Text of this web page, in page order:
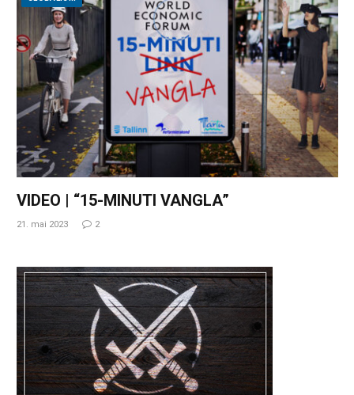
VIDEO | “15-MINUTI VANGLA”
21. mai 2023 2